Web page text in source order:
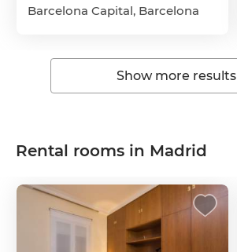
Barcelona Capital, Barcelona
Show more results
Rental rooms in Madrid